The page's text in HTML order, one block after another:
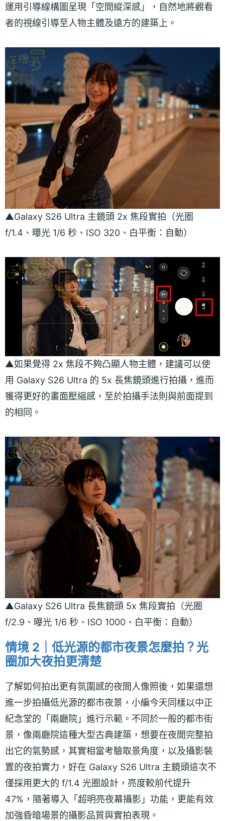
運用引導線構圖呈現「空間縱深感」，自然地將觀看
者的視線引導至人物主體及遠方的建築上。
▲Galaxy S26 Ultra 主鏡頭 2x 焦段實拍（光圈
f/1.4、曝光 1/6 秒、ISO 320、白平衡：自動）
▲如果覺得 2x 焦段不夠凸顯人物主體，建議可以使
用 Galaxy S26 Ultra 的 5x 長焦鏡頭進行拍攝，進而
獲得更好的畫面壓縮感，至於拍攝手法則與前面提到
的相同。
▲Galaxy S26 Ultra 長焦鏡頭 5x 焦段實拍（光圈
f/2.9、曝光 1/6 秒、ISO 1000、白平衡：自動）
情境 2｜低光源的都市夜景怎麼拍？光
圈加大夜拍更清楚
了解如何拍出更有氛圍感的夜間人像照後，如果還想
進一步拍攝低光源的都市夜景，小編今天同樣以中正
紀念堂的「兩廳院」進行示範。不同於一般的都市街
景，像兩廳院這種大型古典建築，想要在夜間完整拍
出它的氣勢感，其實相當考驗取景角度，以及攝影裝
置的夜拍實力，好在 Galaxy S26 Ultra 主鏡頭這次不
僅採用更大的 f/1.4 光圈設計，亮度較前代提升
47%，隨著導入「超明亮夜幕攝影」功能，更能有效
加強昏暗場景的攝影品質與實拍表現。